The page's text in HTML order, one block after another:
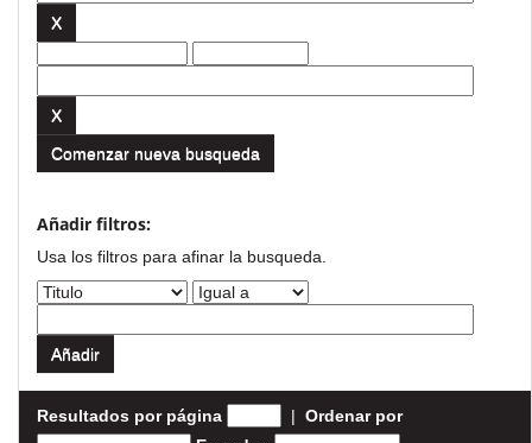
Comenzar nueva busqueda
Añadir filtros:
Usa los filtros para afinar la busqueda.
Resultados por página | Ordenar por